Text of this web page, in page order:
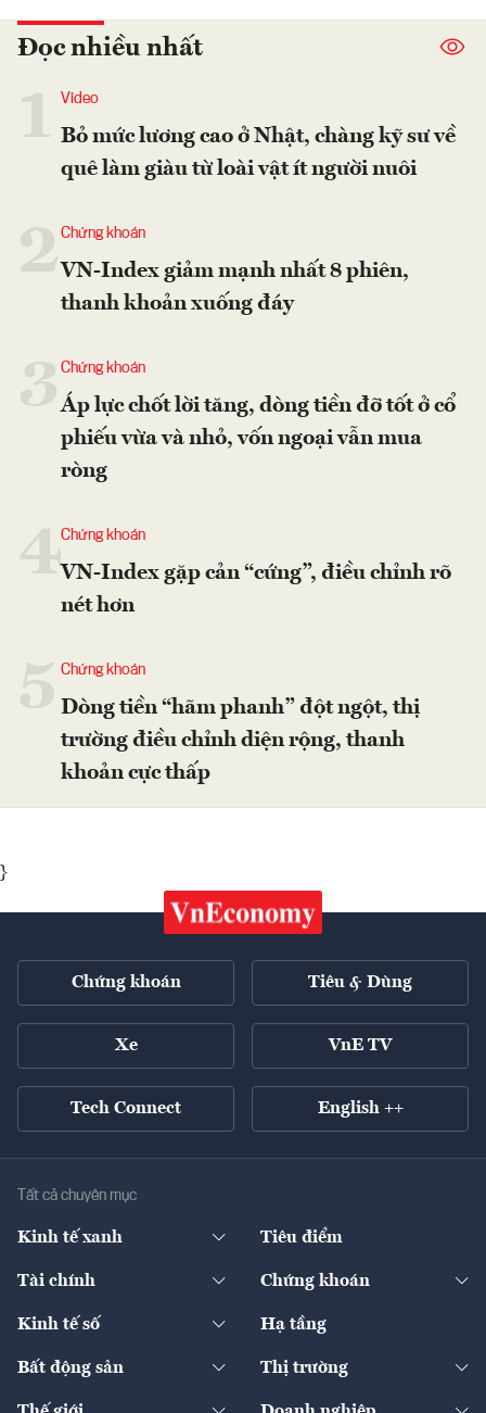
Đọc nhiều nhất
Video
Bỏ mức lương cao ở Nhật, chàng kỹ sư về
quê làm giàu từ loài vật ít người nuôi
2Chứng khoán
VN-Index giảm mạnh nhất 8 phiên,
thanh khoản xuống đáy
Chứng khoán
Áp lực chốt lời tăng, dòng tiền đỡ tốt ở cổ
phiếu vừa và nhỏ, vốn ngoại vẫn mua
ròng
4Chứng khoán
VN-Index gặp cản “cứng”, điều chỉnh rõ
nét hơn
Chứng khoán
Dòng tiền “hãm phanh” đột ngột, thị
trường điều chỉnh diện rộng, thanh
khoản cực thấp
}
Chứng khoán Tiêu & Dùng
Xe VnE TV
Tech Connect English ++
Tất cả chuyên mục
Kinh tế xanh
Diễn đàn
Tiêu điểm
Tài chính
Ngân hàng
Chứng khoán
Doanh nghiệp niêm yết
Kinh tế số
Sản phẩm - Thị trường
Hạ tầng
Bất động sản
Chính sách
Thị trường